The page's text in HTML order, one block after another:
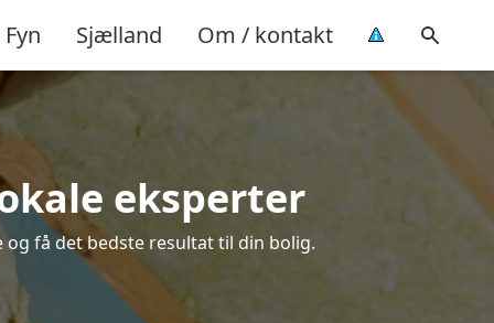
Fyn Sjælland Om / kontakt
eksperter
få det bedste resultat til din bolig.